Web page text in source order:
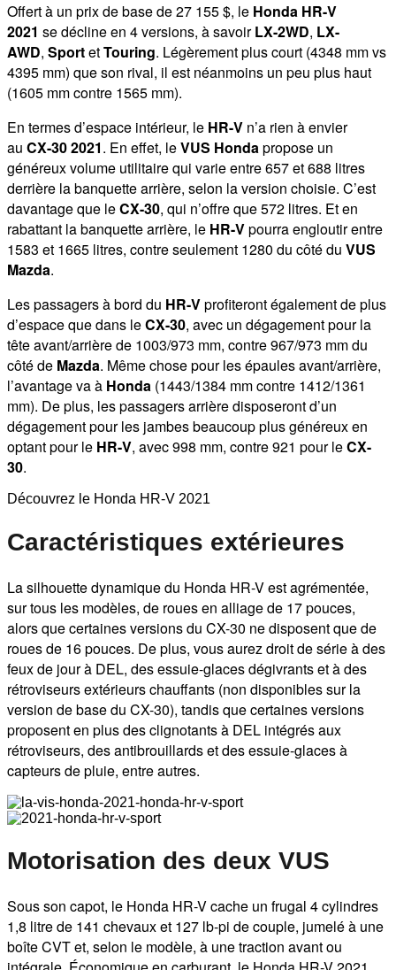
Offert à un prix de base de 27 155 $, le Honda HR-V
2021 se décline en 4 versions, à savoirLX-2WD, LX-
AWD, SportetTouring. Légèrement plus court (4348 mm vs
4395 mm) que son rival, il est néanmoins un peu plus haut
(1605 mm contre 1565 mm).
En termes d’espace intérieur, le HR-V n’a rien à envier
au CX-30 2021. En effet, leVUS Hondapropose un
généreux volume utilitaire qui varie entre 657 et 688 litres
derrière la banquette arrière, selon la version choisie. C’est
davantage que leCX-30, qui n’offre que 572 litres. Et en
rabattant la banquette arrière, le HR-Vpourra engloutir entre
1583 et 1665 litres, contre seulement 1280 du côté du VUS
Mazda.
Les passagers à bord du HR-Vprofiteront également de plus
d’espace que dans leCX-30, avec un dégagement pour la
tête avant/arrière de 1003/973 mm, contre 967/973 mm du
côté de Mazda. Même chose pour les épaules avant/arrière,
l’avantage va à Honda (1443/1384 mm contre 1412/1361
mm). De plus, les passagers arrière disposeront d’un
dégagement pour les jambes beaucoup plus généreux en
optant pour le HR-V, avec 998 mm, contre 921 pour leCX-
30.
Découvrez le Honda HR-V 2021
Caractéristiques extérieures
La silhouette dynamique du Honda HR-V est agrémentée,
sur tous les modèles, de roues en alliage de 17 pouces,
alors que certaines versions du CX-30 ne disposent que de
roues de 16 pouces. De plus, vous aurez droit de série à des
feux de jour à DEL, des essuie-glaces dégivrants et à des
rétroviseurs extérieurs chauffants (non disponibles sur la
version de base du CX-30), tandis que certaines versions
proposent en plus des clignotants à DEL intégrés aux
rétroviseurs, des antibrouillards et des essuie-glaces à
capteurs de pluie, entre autres.
Motorisation des deux VUS
Sous son capot, le Honda HR-V cache un frugal 4 cylindres
1,8 litre de 141 chevaux et 127 lb-pi de couple, jumelé à une
boîte CVT et, selon le modèle, à une traction avant ou